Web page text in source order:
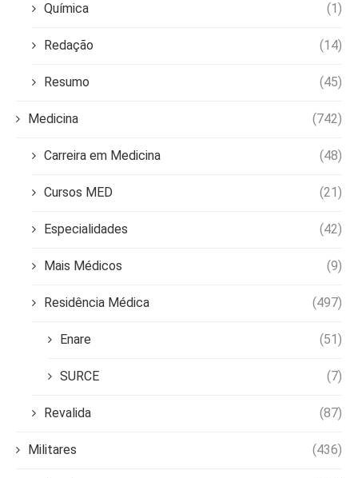
Química (1)
Redação (14)
Resumo (45)
Medicina (742)
Carreira em Medicina (48)
Cursos MED (21)
Especialidades (42)
Mais Médicos (9)
Residência Médica (497)
Enare (51)
SURCE (7)
Revalida (87)
Militares (436)